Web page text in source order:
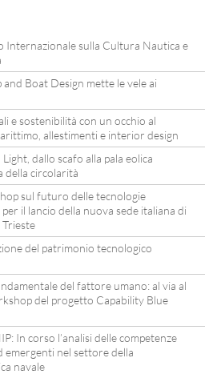
Internazionale sulla Cultura Nautica e
and Boat Design mette le vele ai
e sostenibilità con un occhio al
allestimenti e interior design
dallo scafo alla pala eolica
della circolarità
sul futuro delle tecnologie
il lancio della nuova sede italiana di
Trieste
del patrimonio tecnologico
del fattore umano: al via al
del progetto Capability Blue
In corso l’analisi delle competenze
emergenti nel settore della
navale